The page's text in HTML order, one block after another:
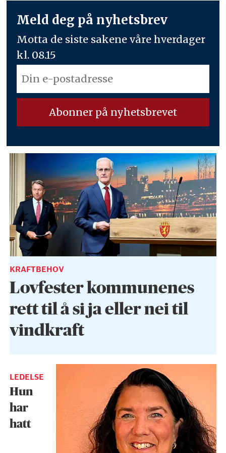
Meld deg på nyhetsbrev
Motta de siste sakene våre hverdager
kl. 08.15
KRAFTBEHOV
Lovfester kommunenes
rett til å si ja eller nei til
vindkraft
LEDELSE
Hun
har
hatt